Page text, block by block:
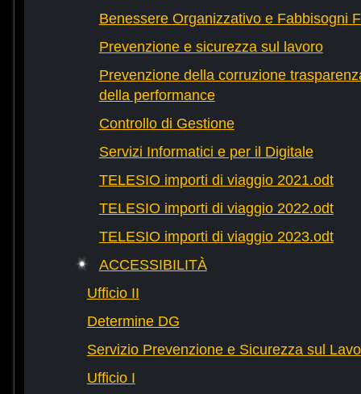
Benessere Organizzativo e Fabbisogni
Prevenzione e sicurezza sul lavoro
Prevenzione della corruzione
della performance
Controllo di Gestione
Servizi Informatici e per il Digitale
TELESIO importi di viaggio 2021.odt
TELESIO importi di viaggio 2022.odt
TELESIO importi di viaggio 2023.odt
ACCESSIBILITÀ
Ufficio II
Determine DG
Servizio Prevenzione e Sicurezza sul
Ufficio I